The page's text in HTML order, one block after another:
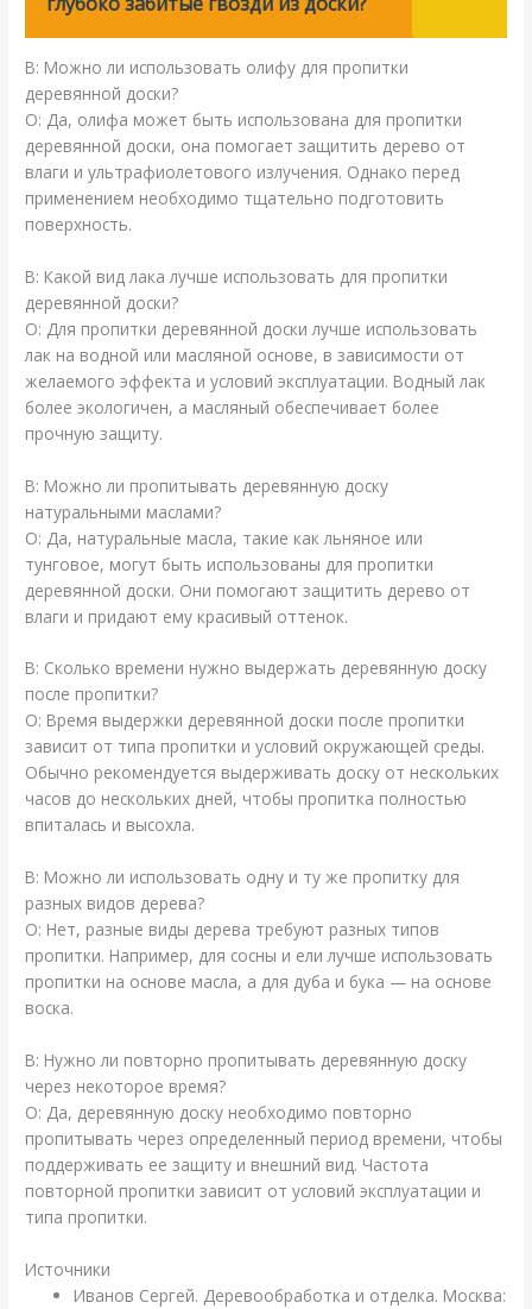
В: Можно ли использовать олифу для пропитки
деревянной доски?
О: Да, олифа может быть использована для пропитки
деревянной доски, она помогает защитить дерево от
влаги и ультрафиолетового излучения. Однако перед
применением необходимо тщательно подготовить
поверхность.
В: Какой вид лака лучше использовать для пропитки
деревянной доски?
О: Для пропитки деревянной доски лучше использовать
лак на водной или масляной основе, в зависимости от
желаемого эффекта и условий эксплуатации. Водный лак
более экологичен, а масляный обеспечивает более
прочную защиту.
В: Можно ли пропитывать деревянную доску
натуральными маслами?
О: Да, натуральные масла, такие как льняное или
тунговое, могут быть использованы для пропитки
деревянной доски. Они помогают защитить дерево от
влаги и придают ему красивый оттенок.
В: Сколько времени нужно выдержать деревянную доску
после пропитки?
О: Время выдержки деревянной доски после пропитки
зависит от типа пропитки и условий окружающей среды.
Обычно рекомендуется выдерживать доску от нескольких
часов до нескольких дней, чтобы пропитка полностью
впиталась и высохла.
В: Можно ли использовать одну и ту же пропитку для
разных видов дерева?
О: Нет, разные виды дерева требуют разных типов
пропитки. Например, для сосны и ели лучше использовать
пропитки на основе масла, а для дуба и бука — на основе
воска.
В: Нужно ли повторно пропитывать деревянную доску
через некоторое время?
О: Да, деревянную доску необходимо повторно
пропитывать через определенный период времени, чтобы
поддерживать ее защиту и внешний вид. Частота
повторной пропитки зависит от условий эксплуатации и
типа пропитки.
Источники
Иванов Сергей. Деревообработка и отделка. Москва: